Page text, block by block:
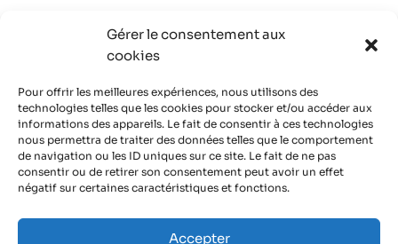
Gérer le consentement aux
cookies
Pour offrir les meilleures expériences, nous utilisons des
technologies telles que les cookies pour stocker et/ou accéder aux
informations des appareils. Le fait de consentir à ces technologies
nous permettra de traiter des données telles que le comportement
de navigation ou les ID uniques sur ce site. Le fait de ne pas
consentir ou de retirer son consentement peut avoir un effet
négatif sur certaines caractéristiques et fonctions.
Accepter
Rejoindre l’ALEC Lyon
Adhérer à l’ALEC Lyon
Politique de cookies (UE)
Partenaires
Découvrir nos partenaires, réseaux, soutiens
Infos pratiques
Mentions légales
Politique de confidentialité
Contact